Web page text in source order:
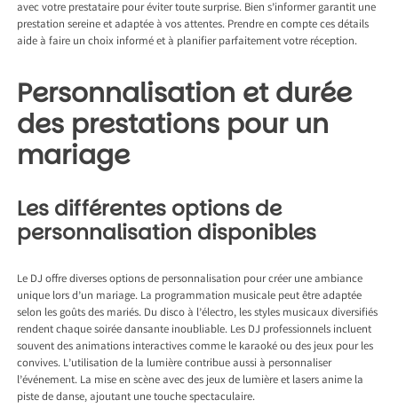
avec votre prestataire pour éviter toute surprise. Bien s’informer garantit une
prestation sereine et adaptée à vos attentes. Prendre en compte ces détails
aide à faire un choix informé et à planifier parfaitement votre réception.
Personnalisation et durée
des prestations pour un
mariage
Les différentes options de
personnalisation disponibles
Le DJ offre diverses options de personnalisation pour créer une ambiance
unique lors d’un mariage. La programmation musicale peut être adaptée
selon les goûts des mariés. Du disco à l’électro, les styles musicaux diversifiés
rendent chaque soirée dansante inoubliable. Les DJ professionnels incluent
souvent des animations interactives comme le karaoké ou des jeux pour les
convives. L’utilisation de la lumière contribue aussi à personnaliser
l’événement. La mise en scène avec des jeux de lumière et lasers anime la
piste de danse, ajoutant une touche spectaculaire.